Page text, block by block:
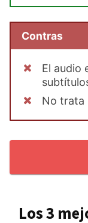
Contras
El audio
No trata
Los 3